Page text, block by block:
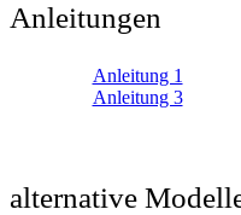
Anleitungen
Anleitung 1
Anleitung 3
alternative